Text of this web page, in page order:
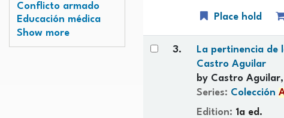
Conflicto armado
Educación médica
Show more
Place hold
3. La pertinencia de
Castro Aguilar
by Castro
Series: Colección
Edition: 1a ed.